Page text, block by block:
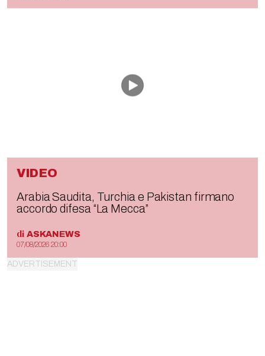
VIDEO
Arabia Saudita, Turchia e Pakistan firmano
accordo difesa “La Mecca”
di ASKANEWS
07/08/2026 20:00